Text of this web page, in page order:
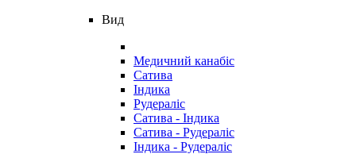
Вид
Медичний канабіс
Сатива
Індика
Рудераліс
Сатива - Індика
Сатива - Рудераліс
Індика - Рудераліс